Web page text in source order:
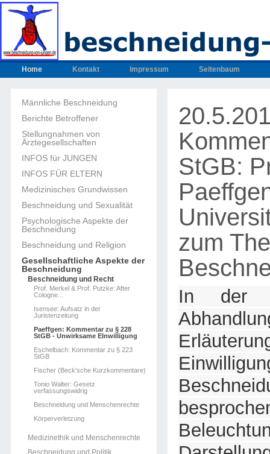
Home Kontakt Impressum Seitenbaum
Männliche Beschneidung
Berichte Betroffener
Stellungnahmen von
Ärztegesellschaften
INFOS für JUNGEN
INFOS FÜR ELTERN
Medizinisches Grundwissen
Beschneidung und Sexualität
Psychologische Aspekte der
Beschneidung
Beschneidung und Religion
Gesellschaftliche Aspekte der
Beschneidung
Beschneidung und Recht
Prof. Merkel & Prof. Putzke: After
Cologne...
Isensee: Aufsatz in der
Juristenzeitung
Paeffgen: Kommentar zu § 228
StGB - Unwirksame EInwilligung
Eschelbach: Kommentar zu § 223
StGB
Fischer (Beck'sche Kurzkommentare)
Tonio Walter: Gesetz
verfassungswidrig
Beschneidung und Menschenrechte
Körperverletzung
Medizinethik und Menschenrechte
Beschneidung und Politik
StGB:
zum
In der